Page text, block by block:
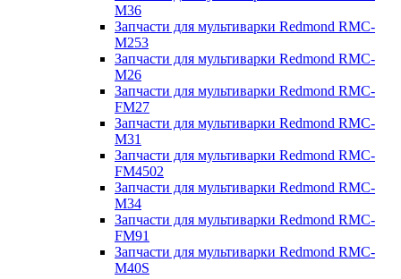
M36
Запчасти для мультиварки Redmond RMC-
M253
Запчасти для мультиварки Redmond RMC-
M26
Запчасти для мультиварки Redmond RMC-
FM27
Запчасти для мультиварки Redmond RMC-
M31
Запчасти для мультиварки Redmond RMC-
FM4502
Запчасти для мультиварки Redmond RMC-
M34
Запчасти для мультиварки Redmond RMC-
FM91
Запчасти для мультиварки Redmond RMC-
M40S